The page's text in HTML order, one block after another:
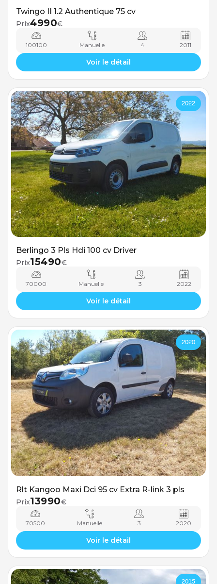
Twingo II 1.2 Authentique 75 cv
Prix4990€
100100 Manuelle 4 2011
Voir le détail
2022
Berlingo 3 Pls Hdi 100 cv Driver
Prix15490€
70000 Manuelle 3 2022
Voir le détail
2020
Rlt Kangoo Maxi Dci 95 cv Extra R-link 3 pls
Prix13990€
70500 Manuelle 3 2020
Voir le détail
2015